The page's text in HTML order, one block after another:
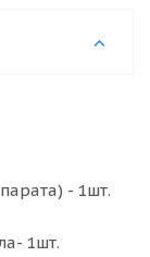
- 1шт.
1шт.